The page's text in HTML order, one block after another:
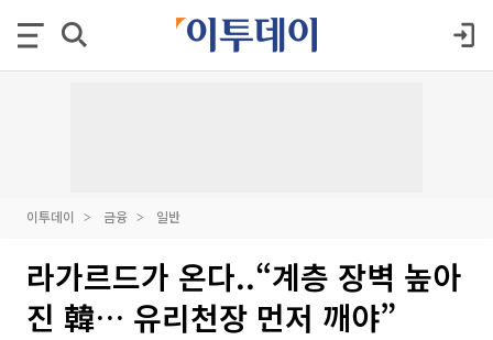
이투데이 금융 일반
라가르드가 온다..“계층 장벽 높아
진 韓… 유리천장 먼저 깨야”